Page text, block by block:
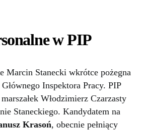
w PIP
Marcin Stanecki wkrótce pożegna
Inspektora Pracy. PIP
Włodzimierz Czarzasty
Staneckiego. Kandydatem na
Krasoń, obecnie pełniący